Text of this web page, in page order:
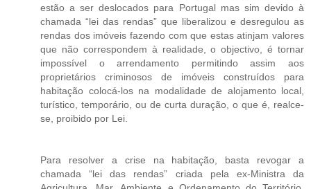
estão a ser deslocados para Portugal mas sim devido à
chamada “lei das rendas” que liberalizou e desregulou as
rendas dos imóveis fazendo com que estas atinjam valores
que não correspondem à realidade, o objectivo, é tornar
impossível o arrendamento permitindo assim aos
proprietários criminosos de imóveis construídos para
habitação colocá-los na modalidade de alojamento local,
turístico, temporário, ou de curta duração, o que é, realce-
se, proibido por Lei.
Para resolver a crise na habitação, basta revogar a
chamada “lei das rendas” criada pela ex-Ministra da